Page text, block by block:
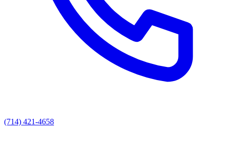
(714) 421-4658